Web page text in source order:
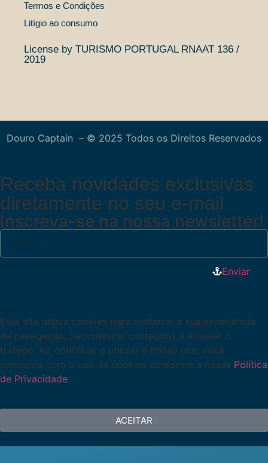
Termos e Condições
Litígio ao consumo
License by TURISMO PORTUGAL RNAAT 136 /
2019
Douro Captain – © 2025 Todos os Direitos Reservados
Receba novidades exclusivas
diretamente no seu e-mail
Inscreva-se na nossa newsletter!
Enviar
Este site utiliza cookies para melhorar a sua experiência
de navegação, personalizar conteúdos e analisar o
tráfego. Ao continuar a utilizar o nosso site, você
concorda com o uso de cookies conforme a nossa Política
de Privacidade.
ACEITAR